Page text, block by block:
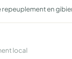
en
local